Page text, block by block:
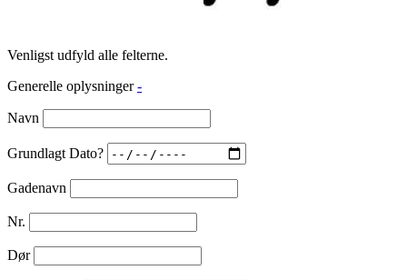
Venligst udfyld alle felterne.
Generelle oplysninger -
Navn
Grundlagt Dato?
Gadenavn
Nr.
Dør